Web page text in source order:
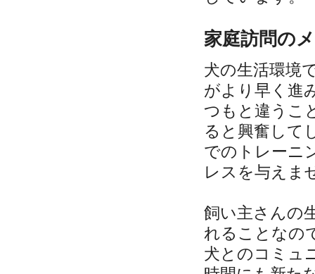
家庭訪問の
犬の生活環境
がより早く進
つもと違うこ
ると興奮して
でのトレーニ
レスを与えま
飼い主さんの
れることなの
犬とのコミュ